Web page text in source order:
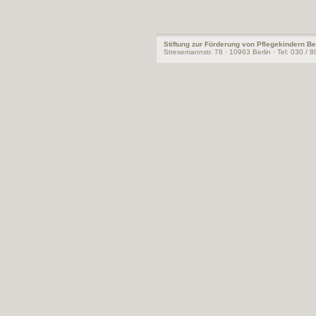
Stiftung zur Förderung von Pflegekindern
Stresemannstr. 78 · 10963 Berlin · Tel: 030 /